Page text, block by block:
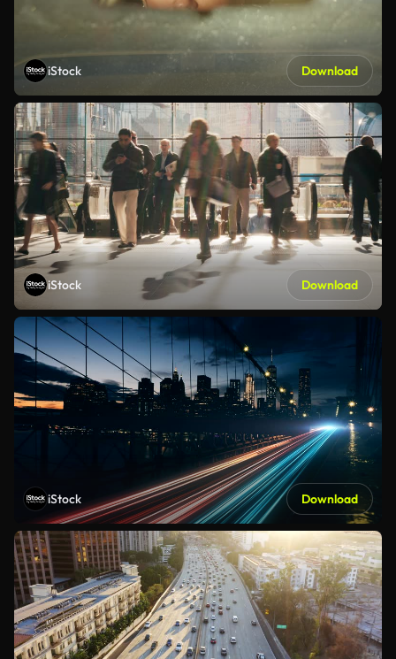
iStock Download
iStock Download
iStock Download